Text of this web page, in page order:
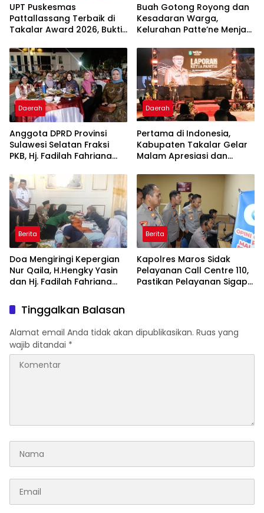
UPT Puskesmas
Pattallassang Terbaik di
Takalar Award 2026, Bukti
Pelayanan Kesehatan
Berkualitas
Buah Gotong Royong dan
Kesadaran Warga,
Kelurahan Patte’ne Menjadi
2026
Daerah
Anggota DPRD Provinsi
Sulawesi Selatan Fraksi
PKB, Hj. Fadilah Fahriana
Takalar Menyalakan
Lentera Pengabdian
Melalui Malam Apresiasi
dan Inovasi Award 2026
Daerah
Pertama di Indonesia,
Kabupaten Takalar Gelar
Malam Apresiasi dan
Panggung Penghargaan
bagi Pelayan Publik
Berprestasi
Berita
Doa Mengiringi Kepergian
Nur Qaila, H.Hengky Yasin
dan Hj. Fadilah Fahriana
Keluarga
Berita
Kapolres Maros Sidak
Pelayanan Call Centre 110,
Pastikan Pelayanan Sigap
Tinggalkan Balasan
Alamat email Anda tidak akan dipublikasikan. Ruas yang
wajib ditandai *